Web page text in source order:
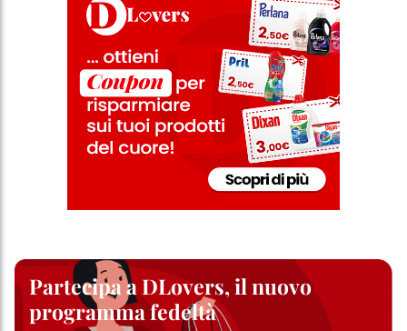
Partecipa a DLovers, il nuovo
programma fedeltà
particolare sul loro periodo di conservazione, consultare le
informazioni dettagliate su ciascun cookie disponibili facendo
Se fai clic su "Modifica" potrai trovare maggiori informazioni sul
trattamento dei tuoi dati / sull'uso dei cookie e consentirli per uno o
più degli scopi sopra menzionati. Cliccando su "Accetta tutto",
acconsenti all'uso dei cookie e al trattamento dei tuoi dati
personali per tutte le finalità sopra indicate. Se fai clic su "Rifiuta",
verranno utilizzati solo i cookie tecnicamente necessari per fornirti